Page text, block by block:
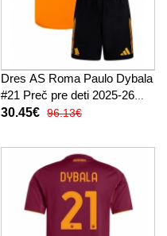
Dres AS Roma Paulo Dybala
#21 Preč pre deti 2025-26
Krátky Rukáv (+ trenírky)
30.45€ 96.13€